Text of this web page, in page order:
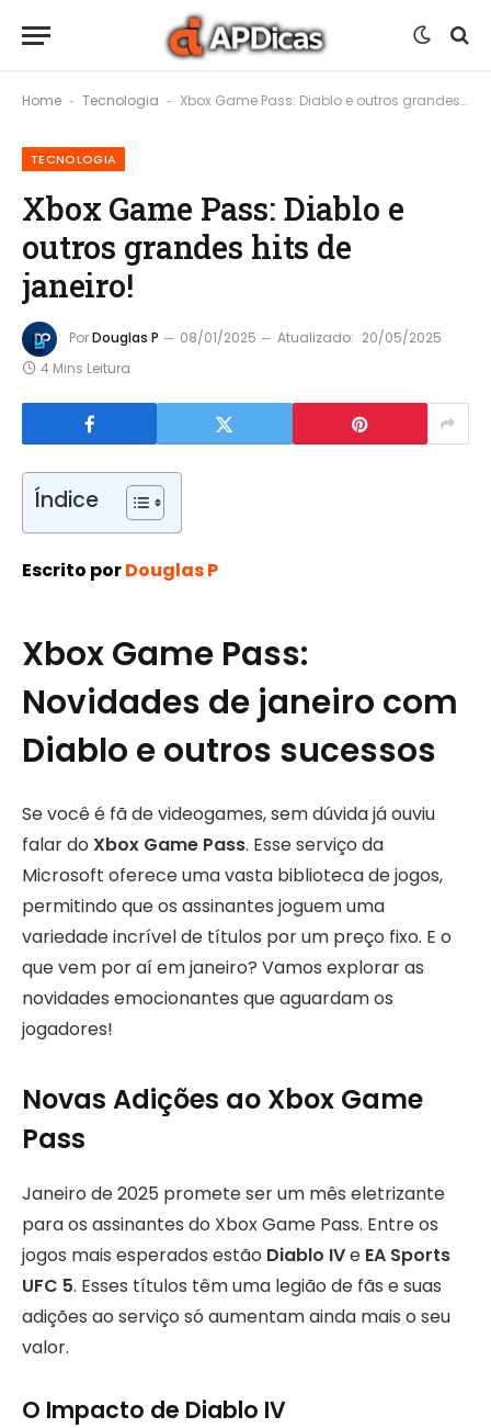
Home - Tecnologia - Xbox Game Pass: Diablo e outros grandes hits de janeiro!
TECNOLOGIA
Xbox Game Pass: Diablo e
outros grandes hits de
janeiro!
PorDouglas P 08/01/2025 Atualizado: 20/05/2025
4 Mins Leitura
Índice
Escrito porDouglas P
Xbox Game Pass:
Novidades de janeiro com
Diablo e outros sucessos
Se você é fã de videogames, sem dúvida já ouviu
falar do Xbox Game Pass. Esse serviço da
Microsoft oferece uma vasta biblioteca de jogos,
permitindo que os assinantes joguem uma
variedade incrível de títulos por um preço fixo. E o
que vem por aí em janeiro? Vamos explorar as
novidades emocionantes que aguardam os
jogadores!
Novas Adições ao Xbox Game
Pass
Janeiro de 2025 promete ser um mês eletrizante
para os assinantes do Xbox Game Pass. Entre os
jogos mais esperados estão Diablo IVe EA Sports
UFC 5. Esses títulos têm uma legião de fãs e suas
adições ao serviço só aumentam ainda mais o seu
valor.
O Impacto de Diablo IV